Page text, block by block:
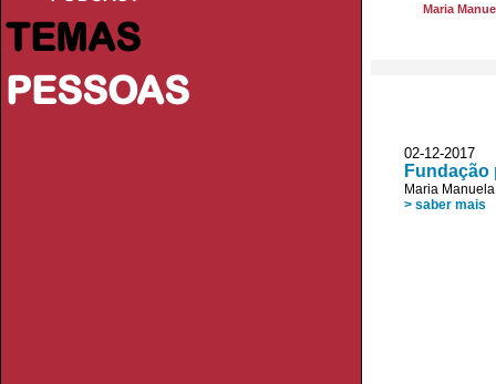
TEMAS
PESSOAS
Maria
02-12-
Fundação
Maria
> saber mais